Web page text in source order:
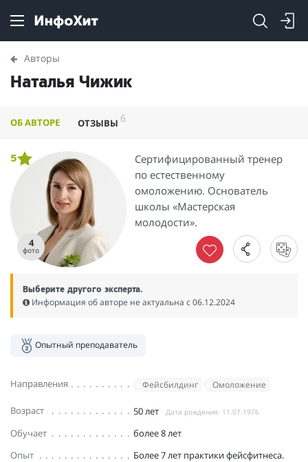
Авторы
Наталья Чижик
ОБ АВТОРЕ ОТЗЫВЫ 6
4
фото
5
Сертифицированный тренер
по естественному
омоложению. Основатель
школы «Мастерская
молодости».
Выберите другого эксперта.
Информация об авторе не актуальна c 06.12.2024
Опытный преподаватель
Направления Фейсбилдинг Омоложение
Возраст 50 лет Дата рождения: 11.07.1976
Обучает
более 8 лет
Опыт
Более 7 лет практики фейсфитнеса.